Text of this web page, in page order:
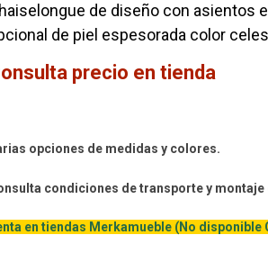
de diseño con asientos
de piel espesorada color
precio en tienda
opciones de medidas y colores.
condiciones de transporte y montaje
en tiendas Merkamueble (No disponible